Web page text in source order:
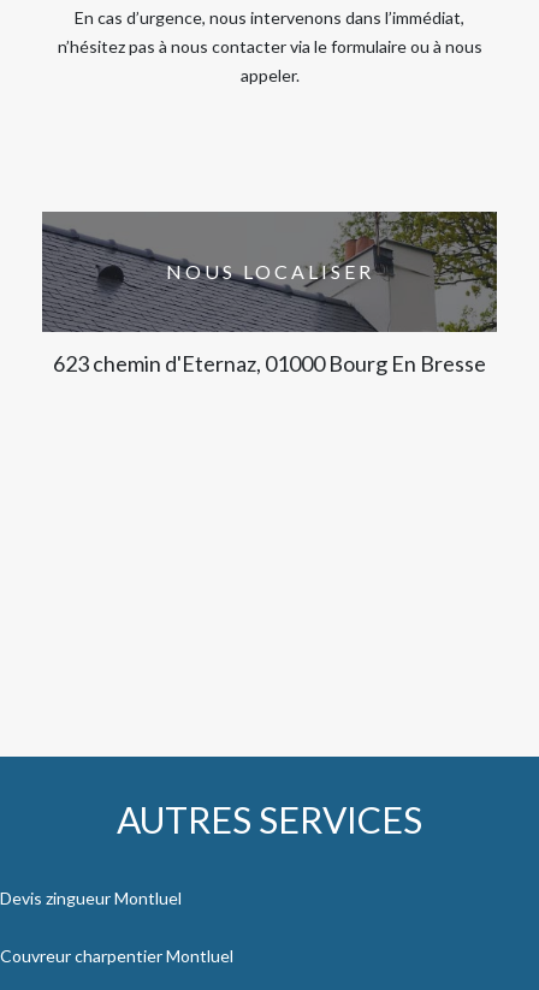
En cas d’urgence, nous intervenons dans l’immédiat,
n’hésitez pas à nous contacter via le formulaire ou à nous
appeler.
NOUS LOCALISER
623 chemin d'Eternaz, 01000 Bourg En Bresse
AUTRES SERVICES
Devis zingueur Montluel
Couvreur charpentier Montluel